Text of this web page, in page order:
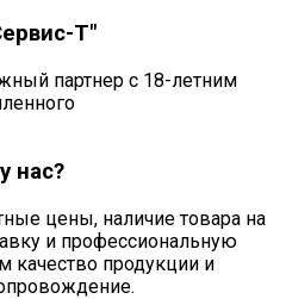
Т"
партнер с 18-летним
нас?
цены, наличие товара на
и профессиональную
качество продукции и